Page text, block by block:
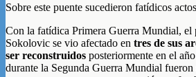
Sobre este puente sucedieron fatídicos
Con la fatídica Primera Guerra Mundial, el
Sokolovic se vio afectado en tres de sus
ser reconstruidos posteriormente en el
durante la Segunda Guerra Mundial fueron